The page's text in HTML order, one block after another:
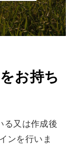
お持ち
る又は作成後
ンを行いま